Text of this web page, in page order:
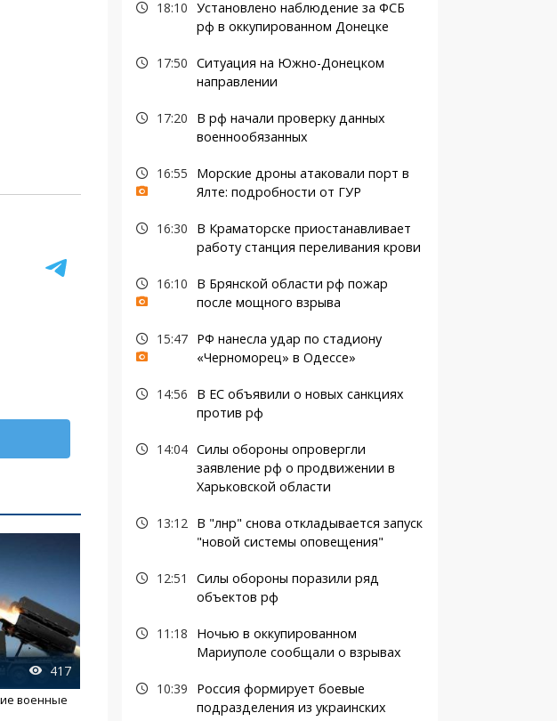
417
военные
18:10 Установлено наблюдение за ФСБ
рф в оккупированном Донецке
17:50 Ситуация на Южно-Донецком
направлении
17:20
В рф начали проверку данных
военнообязанных
16:55
Морские дроны атаковали порт в
Ялте: подробности от ГУР
16:30
В Краматорске приостанавливает
работу станция переливания крови
16:10
В Брянской области рф пожар
после мощного взрыва
15:47
РФ нанесла удар по стадиону
«Черноморец» в Одессе»
14:56
В ЕС объявили о новых санкциях
против рф
14:04 Силы обороны опровергли
заявление рф о продвижении в
Харьковской области
13:12
В "лнр" снова откладывается запуск
"новой системы оповещения"
12:51
Силы обороны поразили ряд
объектов рф
11:18
Ночью в оккупированном
Мариуполе сообщали о взрывах
10:39
Россия формирует боевые
подразделения из украинских